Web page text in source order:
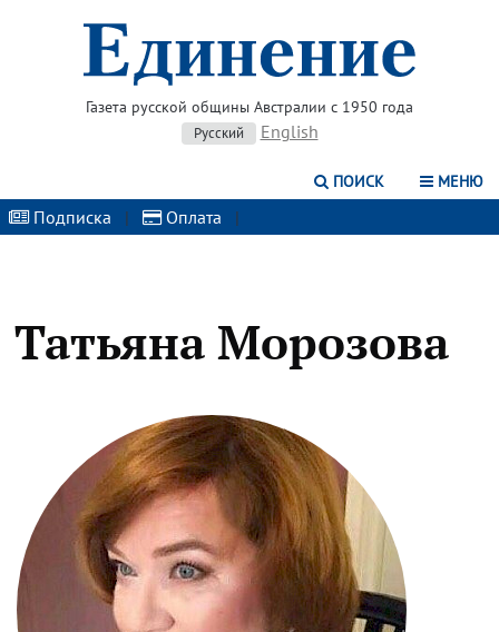
Газета русской общины Австралии с 1950 года
Русский English
ПОИСК МЕНЮ
Подписка | Оплата |
Татьяна Морозова